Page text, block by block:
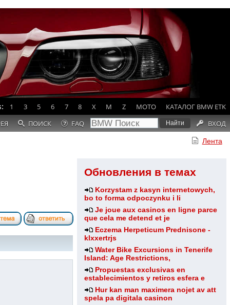
1 3 5 6 7 8 X M Z MOTO
КАТАЛОГ BMW ETK
ПОИСК FAQ ВХОД
Лента
Обновления в темах
Korzystam z kasyn internetowych,
bo to forma odpoczynku i li
Je joue aux casinos en ligne parce
que cela me detend et je
Eczema Herpeticum Prednisone -
klxxertrjs
Water Bike Excursions in Tenerife
Island: Age Restrictions,
Propuestas exclusivas en
establecimientos y retiros esfera e
Hur kan man maximera nojet av att
spela pa digitala casinon